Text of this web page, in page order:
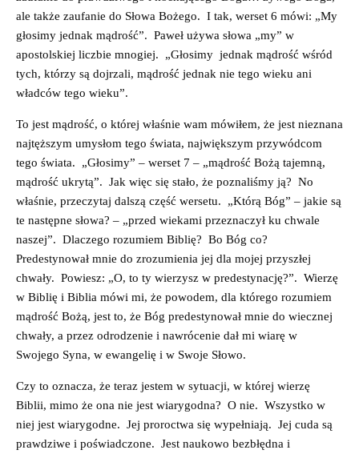
ale także zaufanie do Słowa Bożego. I tak, werset 6 mówi: „My
głosimy jednak mądrość”. Paweł używa słowa „my” w
apostolskiej liczbie mnogiej. „Głosimy jednak mądrość wśród
tych, którzy są dojrzali, mądrość jednak nie tego wieku ani
władców tego wieku”.
To jest mądrość, o której właśnie wam mówiłem, że jest nieznana
najtęższym umysłom tego świata, największym przywódcom
tego świata. „Głosimy” – werset 7 – „mądrość Bożą tajemną,
mądrość ukrytą”. Jak więc się stało, że poznaliśmy ją? No
właśnie, przeczytaj dalszą część wersetu. „Którą Bóg” – jakie są
te następne słowa? – „przed wiekami przeznaczył ku chwale
naszej”. Dlaczego rozumiem Biblię? Bo Bóg co?
Predestynował mnie do zrozumienia jej dla mojej przyszłej
chwały. Powiesz: „O, to ty wierzysz w predestynację?”. Wierzę
w Biblię i Biblia mówi mi, że powodem, dla którego rozumiem
mądrość Bożą, jest to, że Bóg predestynował mnie do wiecznej
chwały, a przez odrodzenie i nawrócenie dał mi wiarę w
Swojego Syna, w ewangelię i w Swoje Słowo.
Czy to oznacza, że teraz jestem w sytuacji, w której wierzę
Biblii, mimo że ona nie jest wiarygodna? O nie. Wszystko w
niej jest wiarygodne. Jej proroctwa się wypełniają. Jej cuda są
prawdziwe i poświadczone. Jest naukowo bezbłędna i